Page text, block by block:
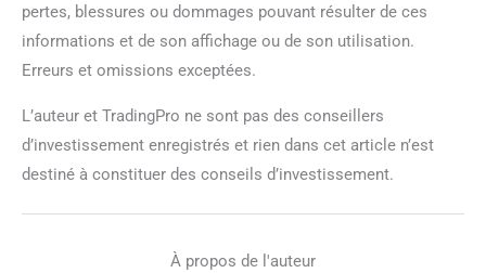
pertes, blessures ou dommages pouvant résulter de ces
informations et de son affichage ou de son utilisation.
Erreurs et omissions exceptées.
L’auteur et TradingPro ne sont pas des conseillers
d’investissement enregistrés et rien dans cet article n’est
destiné à constituer des conseils d’investissement.
À propos de l'auteur